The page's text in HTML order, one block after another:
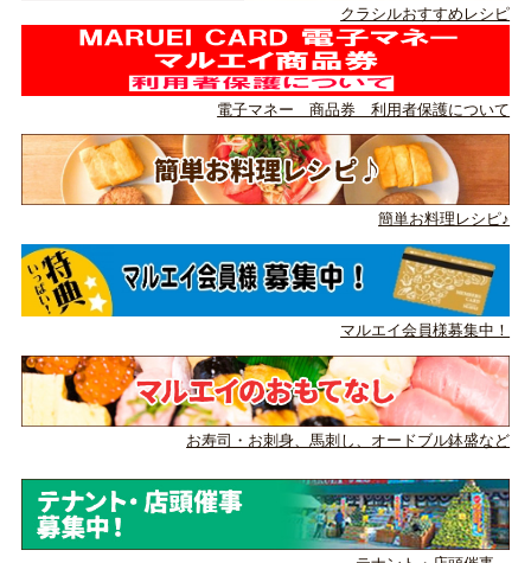
クラシルおすすめレシピ
電子マネー 商品券 利用者保護について
簡単お料理レシピ♪
マルエイ会員様募集中！
お寿司・お刺身、馬刺し、 オードブル鉢盛など